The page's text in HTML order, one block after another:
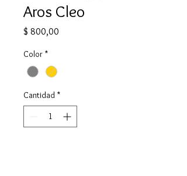
Aros Cleo
$ 800,00
Color *
Cantidad *